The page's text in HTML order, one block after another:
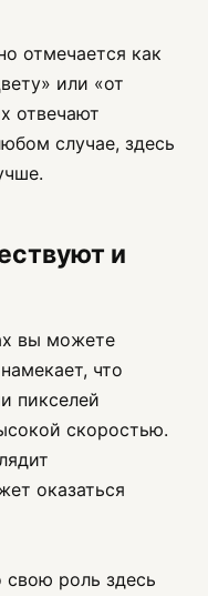
отмечается как
или «от
отвечают
случае, здесь
и
вы можете
что
пикселей
скоростью.
оказаться
свою роль здесь